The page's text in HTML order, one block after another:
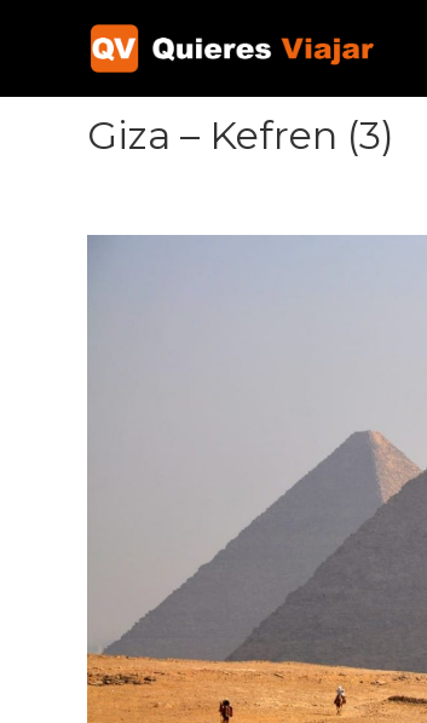
Giza – Kefren (3)